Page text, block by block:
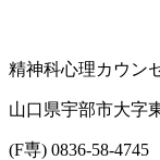
精神科心理カウン
山口県宇部市大字
(F専) 0836-58-4745